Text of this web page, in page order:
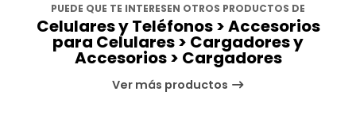
PUEDE QUE TE INTERESEN OTROS PRODUCTOS DE
Celulares y Teléfonos > Accesorios
para Celulares > Cargadores y
Accesorios > Cargadores
Ver más productos